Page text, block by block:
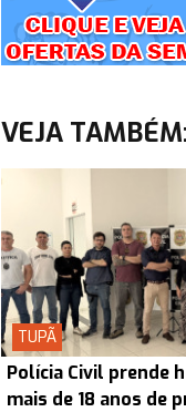
VEJA
TUPÃ
Polícia Civil prende
mais de 18 anos de